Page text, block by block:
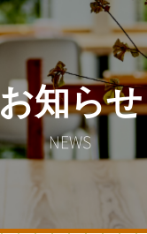
お知らせ
NEWS